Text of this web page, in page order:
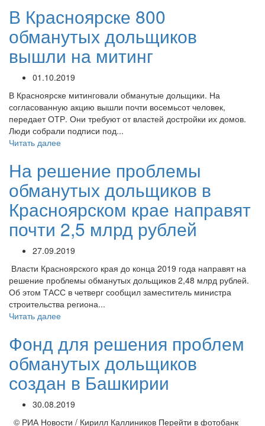
В Красноярске 800
обманутых дольщиков
вышли на митинг
01.10.2019
В Красноярске митинговали обманутые дольщики. На
согласованную акцию вышли почти восемьсот человек,
передает ОТР. Они требуют от властей достройки их домов.
Люди собрали подписи под...
Читать далее
На решение проблемы
обманутых дольщиков в
Красноярском крае направят
почти 2,5 млрд рублей
27.09.2019
Власти Красноярского края до конца 2019 года направят на
решение проблемы обманутых дольщиков 2,48 млрд рублей.
Об этом ТАСС в четверг сообщил заместитель министра
строительства региона...
Читать далее
Фонд для решения проблем
обманутых дольщиков
создан в Башкирии
30.08.2019
© РИА Новости / Кирилл Каллиников Перейти в фотобанк